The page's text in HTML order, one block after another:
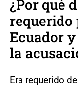
¿Por qué
requerido
Ecuador
la
Era requerido